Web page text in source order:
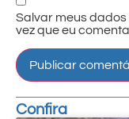
Salvar meus
vez que eu
Confira